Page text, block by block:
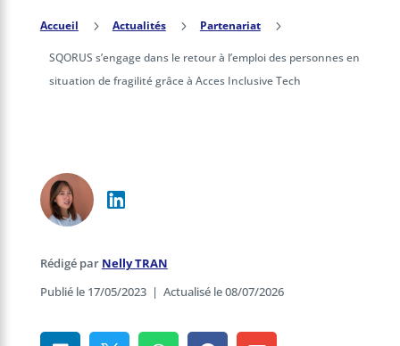
Accueil 5 Actualités 5 Partenariat 5
SQORUS s’engage dans le retour à l’emploi des personnes en
situation de fragilité grâce à Acces Inclusive Tech
Rédigé par Nelly TRAN
Publié le 17/05/2023| Actualisé le 08/07/2026